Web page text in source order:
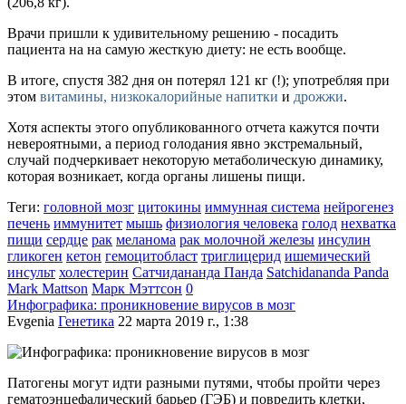
Врачи пришли к удивительному решению - посадить
пациента на на самую жесткую диету: не есть вообще.
В итоге, спустя 382 дня он потерял 121 кг (!); употребляя при
этом витамины, низкокалорийные напитки и дрожжи.
Хотя аспекты этого опубликованного отчета кажутся почти
невероятными, а период голодания явно экстремальный,
случай подчеркивает некоторую метаболическую динамику,
которая возникает, когда органы лишены пищи.
Теги: головной мозг цитокины иммунная система нейрогенез
печень иммунитет мышь физиология человека голод нехватка
пищи сердце рак меланома рак молочной железы инсулин
гликоген кетон гемоцитобласт триглицерид ишемический
инсульт холестерин Сатчидананда Панда Satchidananda Panda
Mark Mattson Марк Мэттсон 0
Инфографика: проникновение вирусов в мозг
Evgenia Генетика 22 марта 2019 г., 1:38
Патогены могут идти разными путями, чтобы пройти через
гематоэнцефалический барьер (ГЭБ) и повредить клетки,